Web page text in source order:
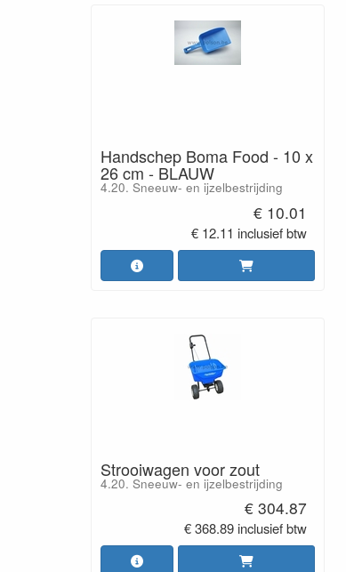
Handschep Boma Food - 10 x
26 cm - BLAUW
4.20. Sneeuw- en ijzelbestrijding
€ 10.01
€ 12.11 inclusief btw
Strooiwagen voor zout
4.20. Sneeuw- en ijzelbestrijding
€ 304.87
€ 368.89 inclusief btw